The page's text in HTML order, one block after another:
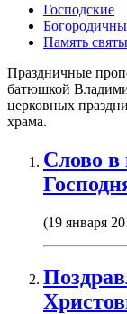
Господские
Память
Праздничные
батюшкой
церковных
храма.
Слово
(19 января